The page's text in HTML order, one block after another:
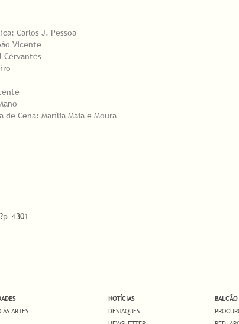
Carlos J. Pessoa
Vicente
Cervantes
de Cena: Marília Maia e Moura
ÀS ARTES
NOTÍCIAS
DESTAQUES
BALCÃO